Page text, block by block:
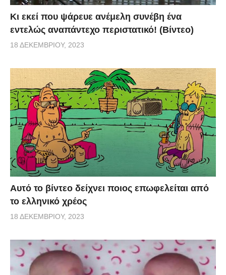
Κι εκεί που ψάρευε ανέμελη συνέβη ένα
εντελώς αναπάντεχο περιστατικό! (Βίντεο)
18 ΔΕΚΕΜΒΡΊΟΥ, 2023
Αυτό το βίντεο δείχνει ποιος επωφελείται από
το ελληνικό χρέος
18 ΔΕΚΕΜΒΡΊΟΥ, 2023